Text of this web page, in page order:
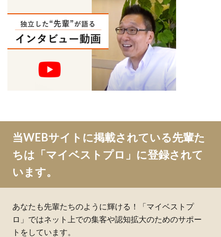
当WEBサイトに掲載されている先輩た
ちは「マイベストプロ」に登録されて
います。
あなたも先輩たちのように輝ける！「マイベストプ
ロ」ではネット上での集客や認知拡大のためのサポー
トをしています。